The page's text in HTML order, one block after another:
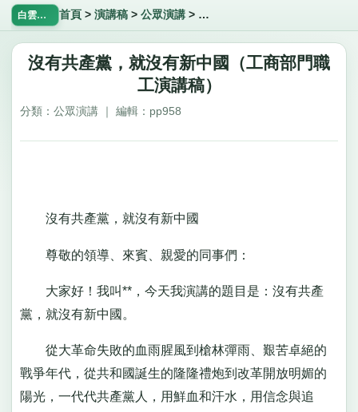
白雲飄飄網 首頁 > 演講稿> 公眾演講> 沒有共產黨，就沒有新中國（
沒有共產黨，就沒有新中國（工商部門職
工演講稿）
分類：公眾演講 ｜ 編輯：pp958
沒有共產黨，就沒有新中國
尊敬的領導、來賓、親愛的同事們：
大家好！我叫**，今天我演講的題目是：沒有共產
黨，就沒有新中國。
從大革命失敗的血雨腥風到槍林彈雨、艱苦卓絕的
戰爭年代，從共和國誕生的隆隆禮炮到改革開放明媚的
陽光，一代代共產黨人，用鮮血和汗水，用信念與追